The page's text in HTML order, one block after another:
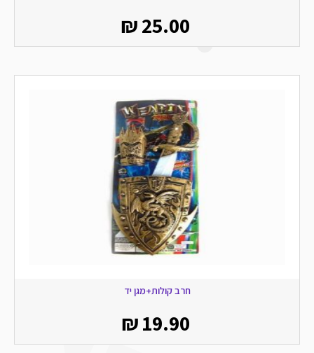
₪25.00
חרב קולות+מגן יד
₪19.90